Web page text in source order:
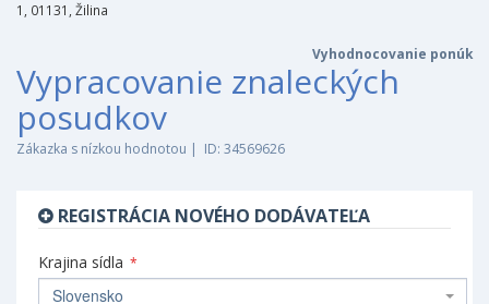
1, 01131, Žilina
Vyhodnocovanie ponúk
Vypracovanie znaleckých
posudkov
Zákazka s nízkou hodnotou | ID: 34569626
REGISTRÁCIA NOVÉHO DODÁVATEĽA
Krajina sídla *
Slovensko